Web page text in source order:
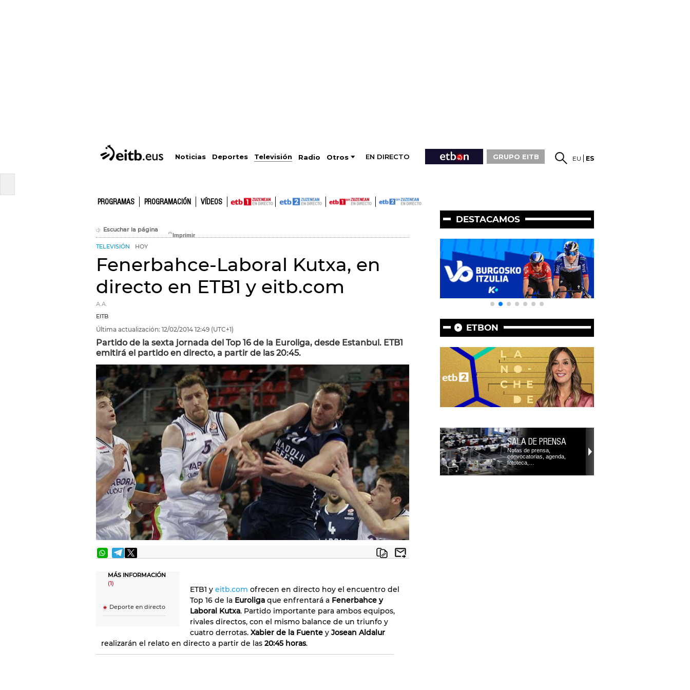
Noticias Deportes Televisión Radio Otros EN DIRECTO GRUPO EITB EU ES
PROGRAMAS PROGRAMACIÓN VÍDEOS
Escuchar la página
TELEVISIÓN HOY
Fenerbahce-Laboral Kutxa, en
directo en ETB1 y eitb.com
A.A.
EITB
Última actualización: 12/02/2014 12:49 (UTC+1)
Partido de la sexta jornada del Top 16 de la Euroliga, desde Estanbul. ETB1
emitirá el partido en directo, a partir de las 20:45.
MÁS INFORMACIÓN
(1)
Deporte en directo
ETB1 y eitb.com ofrecen en directo hoy el encuentro del
Top 16 de la Euroliga que enfrentará a Fenerbahce y
Laboral Kutxa. Partido importante para ambos equipos,
rivales directos, con el mismo balance de un triunfo y
cuatro derrotas. Xabier de la Fuente y Josean Aldalur
realizarán el relato en directo a partir de las 20:45 horas.
DESTACAMOS
ETBON
SALA DE PRENSA
Notas de prensa,
convocatorias, agenda,
fototeca,…